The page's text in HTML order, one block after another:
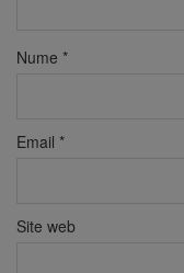
Nume *
Email *
Site web